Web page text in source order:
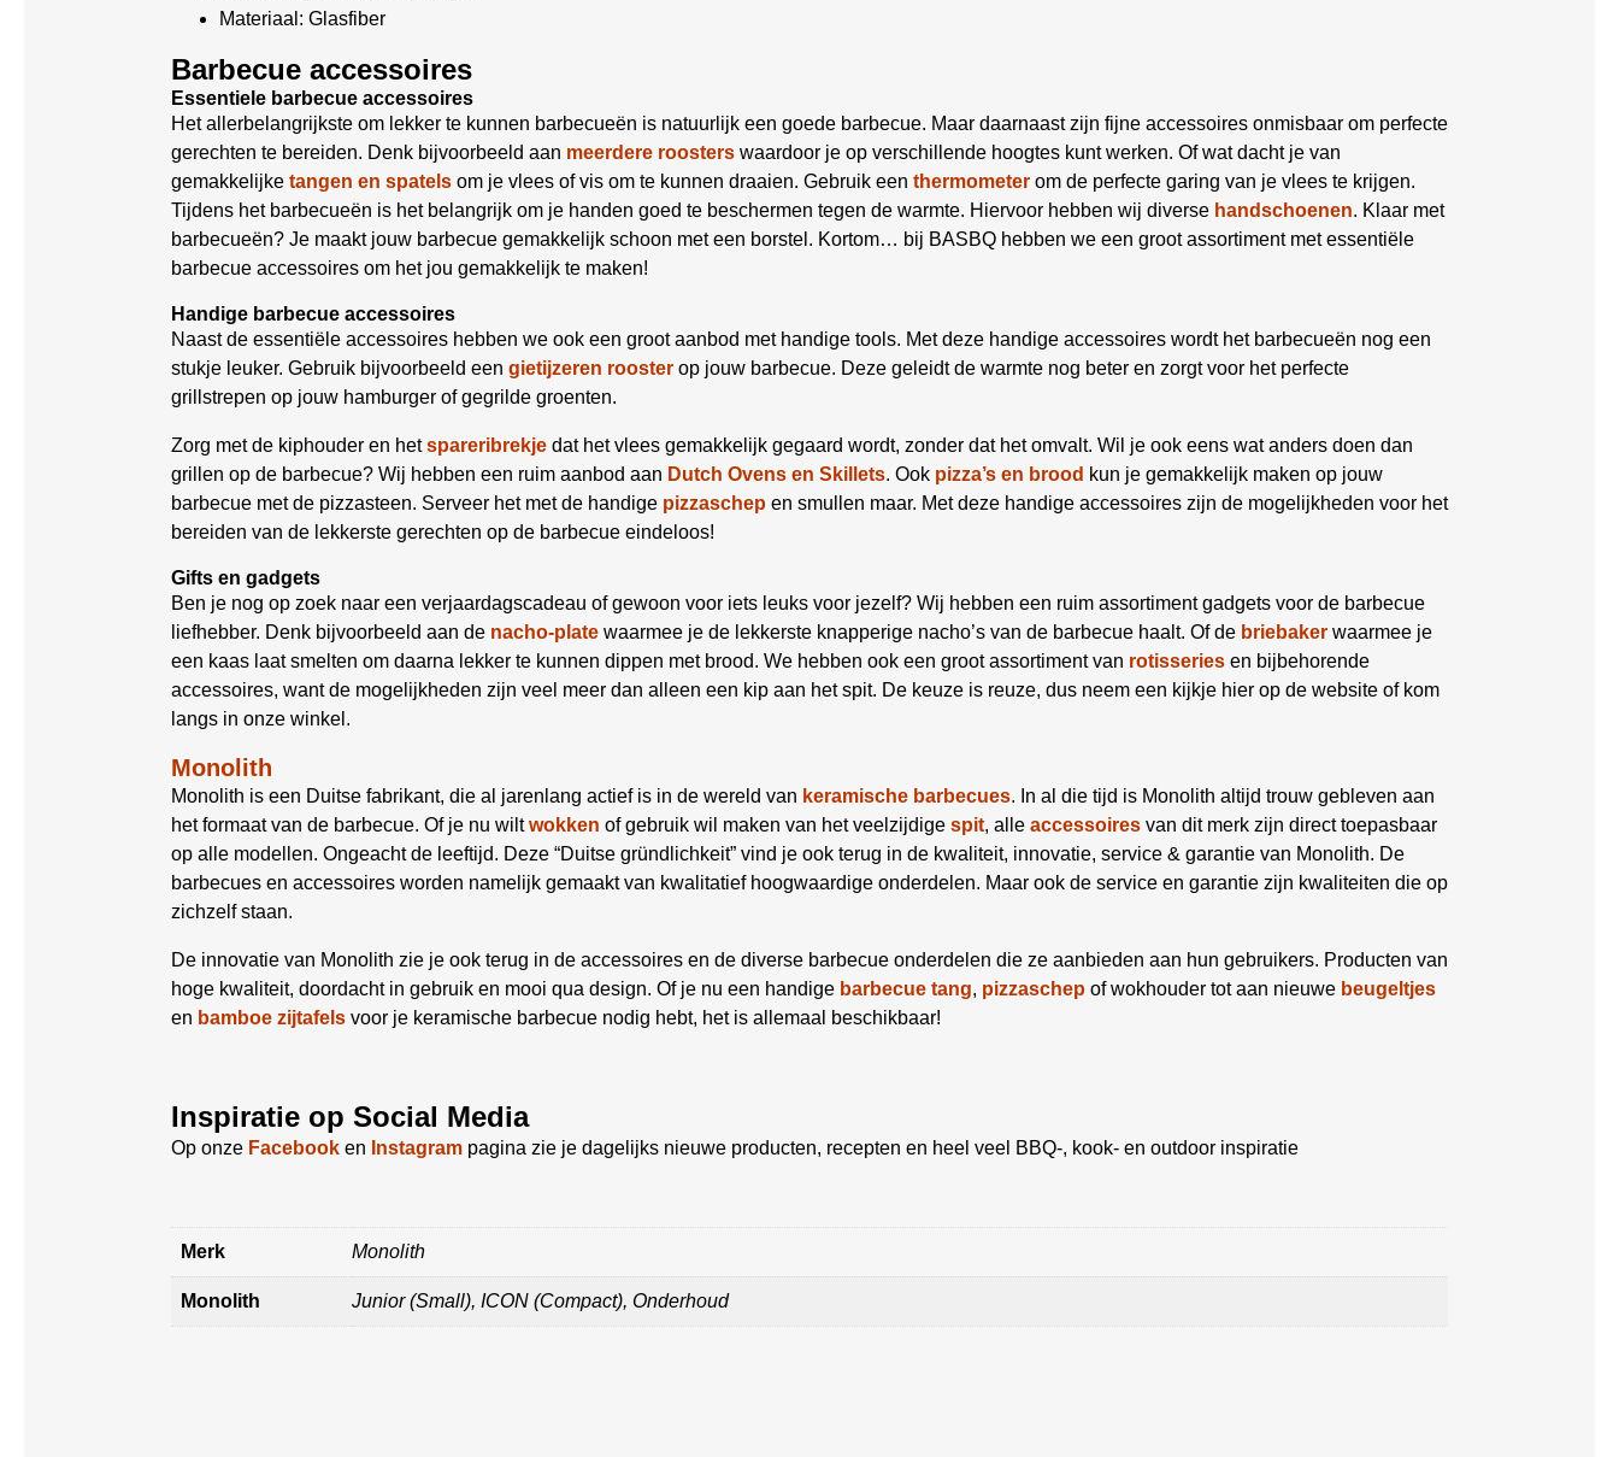
Materiaal: Glasfiber
Barbecue accessoires
Essentiele barbecue accessoires
Het allerbelangrijkste om lekker te kunnen barbecueën is natuurlijk een goede barbecue. Maar daarnaast zijn fijne accessoires onmisbaar om perfecte
gerechten te bereiden. Denk bijvoorbeeld aan meerdere roosters waardoor je op verschillende hoogtes kunt werken. Of wat dacht je van
gemakkelijke tangen en spatels om je vlees of vis om te kunnen draaien. Gebruik een thermometer om de perfecte garing van je vlees te krijgen.
Tijdens het barbecueën is het belangrijk om je handen goed te beschermen tegen de warmte. Hiervoor hebben wij diverse handschoenen. Klaar met
barbecueën? Je maakt jouw barbecue gemakkelijk schoon met een borstel. Kortom… bij BASBQ hebben we een groot assortiment met essentiële
barbecue accessoires om het jou gemakkelijk te maken!
Handige barbecue accessoires
Naast de essentiële accessoires hebben we ook een groot aanbod met handige tools. Met deze handige accessoires wordt het barbecueën nog een
stukje leuker. Gebruik bijvoorbeeld een gietijzeren rooster op jouw barbecue. Deze geleidt de warmte nog beter en zorgt voor het perfecte
grillstrepen op jouw hamburger of gegrilde groenten.
Zorg met de kiphouder en hetspareribrekje dat het vlees gemakkelijk gegaard wordt, zonder dat het omvalt. Wil je ook eens wat anders doen dan
grillen op de barbecue? Wij hebben een ruim aanbod aan Dutch Ovens en Skillets. Ook pizza’s en brood kun je gemakkelijk maken op jouw
barbecue met de pizzasteen. Serveer het met de handige pizzaschep en smullen maar. Met deze handige accessoires zijn de mogelijkheden voor het
bereiden van de lekkerste gerechten op de barbecue eindeloos!
Gifts en gadgets
Ben je nog op zoek naar een verjaardagscadeau of gewoon voor iets leuks voor jezelf? Wij hebben een ruim assortiment gadgets voor de barbecue
liefhebber. Denk bijvoorbeeld aan de nacho-plate waarmee je de lekkerste knapperige nacho’s van de barbecue haalt. Of de briebaker waarmee je
een kaas laat smelten om daarna lekker te kunnen dippen met brood. We hebben ook een groot assortiment van rotisseries en bijbehorende
accessoires, want de mogelijkheden zijn veel meer dan alleen een kip aan het spit. De keuze is reuze, dus neem een kijkje hier op de website of kom
langs in onze winkel.
Monolith
Monolith is een Duitse fabrikant, die al jarenlang actief is in de wereld van keramische barbecues. In al die tijd is Monolith altijd trouw gebleven aan
het formaat van de barbecue. Of je nu wiltwokken of gebruik wil maken van het veelzijdige spit, alle accessoires van dit merk zijn direct toepasbaar
op alle modellen. Ongeacht de leeftijd. Deze “Duitse gründlichkeit” vind je ook terug in de kwaliteit, innovatie, service & garantie van Monolith. De
barbecues en accessoires worden namelijk gemaakt van kwalitatief hoogwaardige onderdelen. Maar ook de service en garantie zijn kwaliteiten die op
zichzelf staan.
De innovatie van Monolith zie je ook terug in de accessoires en de diverse barbecue onderdelen die ze aanbieden aan hun gebruikers. Producten van
hoge kwaliteit, doordacht in gebruik en mooi qua design. Of je nu een handige barbecue tang, pizzaschep of wokhouder tot aan nieuwe beugeltjes
en bamboe zijtafels voor je keramische barbecue nodig hebt, het is allemaal beschikbaar!
Inspiratie op Social Media
Op onze Facebook en Instagram pagina zie je dagelijks nieuwe producten, recepten en heel veel BBQ-, kook- en outdoor inspiratie
Merk Monolith
Monolith Junior (Small), ICON (Compact), Onderhoud